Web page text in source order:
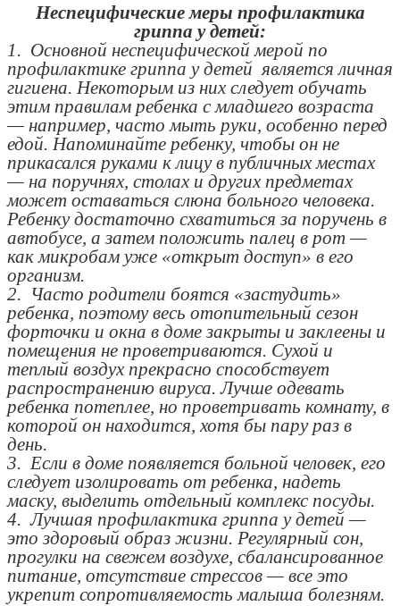
Неспецифические меры профилактика
гриппа у детей:
1. Основной неспецифической мерой по
профилактике гриппа у детей является личная
гигиена. Некоторым из них следует обучать
этим правилам ребенка с младшего возраста
— например, часто мыть руки, особенно перед
едой. Напоминайте ребенку, чтобы он не
прикасался руками к лицу в публичных местах
— на поручнях, столах и других предметах
может оставаться слюна больного человека.
Ребенку достаточно схватиться за поручень в
автобусе, а затем положить палец в рот —
как микробам уже «открыт доступ» в его
организм.
2. Часто родители боятся «застудить»
ребенка, поэтому весь отопительный сезон
форточки и окна в доме закрыты и заклеены и
помещения не проветриваются. Сухой и
теплый воздух прекрасно способствует
распространению вируса. Лучше одевать
ребенка потеплее, но проветривать комнату, в
которой он находится, хотя бы пару раз в
день.
3. Если в доме появляется больной человек, его
следует изолировать от ребенка, надеть
маску, выделить отдельный комплекс посуды.
4. Лучшая профилактика гриппа у детей —
это здоровый образ жизни. Регулярный сон,
прогулки на свежем воздухе, сбалансированное
питание, отсутствие стрессов — все это
укрепит сопротивляемость малыша болезням.